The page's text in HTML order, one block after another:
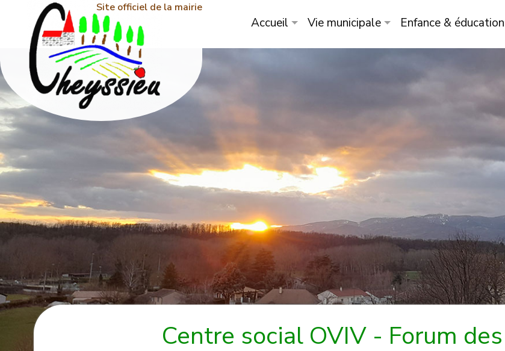
Site officiel de la mairie
Accueil Vie municipale Enfance & éducation
Centre social OVIV - Forum